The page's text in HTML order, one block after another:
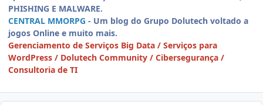
PHISHING E MALWARE.
CENTRAL MMORPG - Um blog do Grupo Dolutech voltado a
jogos Online e muito mais.
Gerenciamento de Serviços Big Data / Serviços para
WordPress / Dolutech Community / Cibersegurança /
Consultoria de TI